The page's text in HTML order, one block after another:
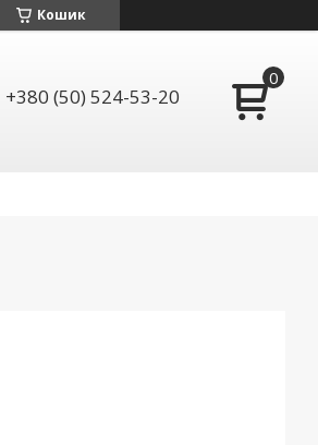
Кошик
+380 (50) 524-53-20